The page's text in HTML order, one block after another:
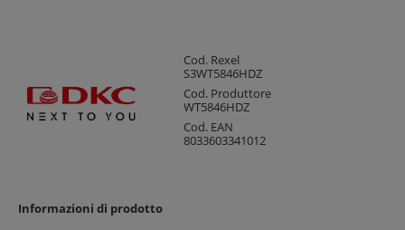
Cod. Rexel
S3WT5846HDZ
Cod. Produttore
WT5846HDZ
Cod. EAN
8033603341012
Informazioni di prodotto